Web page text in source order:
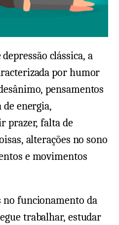
clássica, a
por humor
pensamentos
energia,
prazer, falta de
alterações no sono
e movimentos
no funcionamento da
trabalhar, estudar